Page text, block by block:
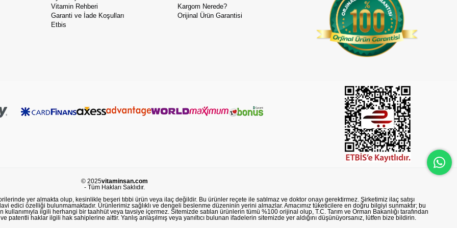
Vitamin Rehberi
Garanti ve İade Koşulları
Etbis
Kargom Nerede?
Orijinal Ürün Garantisi
© 2025vitaminsan.com
- Tüm Hakları Saklıdır.
yer almakta olup, kesinlikle beşeri tıbbi ürün veya ilaç değildir. Bu ürünler reçete ile satılmaz ve doktor onayı gerektirmez. Şirketimiz ilaç satışı
edici özelliği bulunmamaktadır. Ürünlerimiz sağlıklı ve dengeli beslenme düzeninin yerini almazlar. Amacımız tüketicilere en doğru bilgiyi sunmaktır; bu
ilgili herhangi bir taahhüt veya tavsiye içermez. Sitemizde satılan ürünlerin tümü %100 orijinal olup, T.C. Tarım ve Orman Bakanlığı tarafından
patentli haklar ilgili hak sahiplerine aittir. Yanlış anlaşılmış veya yanıltıcı bulunan ifadelerin sitemizde yer aldığını düşünüyorsanız, lütfen bize bildirin.